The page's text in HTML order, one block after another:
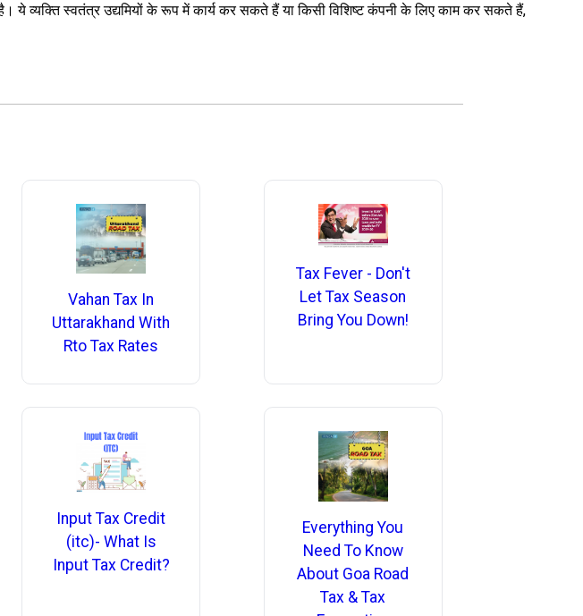
ये व्यक्ति स्वतंत्र उद्यमियों के रूप में कार्य कर सकते हैं या किसी विशिष्ट कंपनी के लिए काम कर सकते हैं,
Vahan Tax In
Uttarakhand With
Rto Tax Rates
Tax Fever - Don't
Let Tax Season
Bring You Down!
Input Tax Credit
(itc)- What Is
Input Tax Credit?
Everything You
Need To Know
About Goa Road
Tax & Tax